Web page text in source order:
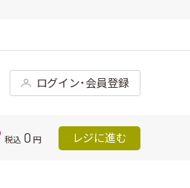
ログイン･会員登録
税込 0 円 レジに進む